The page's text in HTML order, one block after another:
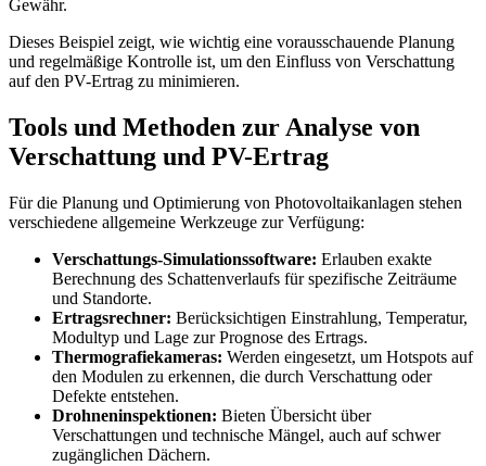
Gewähr.
Dieses Beispiel zeigt, wie wichtig eine vorausschauende Planung
und regelmäßige Kontrolle ist, um den Einfluss von Verschattung
auf den PV-Ertrag zu minimieren.
Tools und Methoden zur Analyse von
Verschattung und PV-Ertrag
Für die Planung und Optimierung von Photovoltaikanlagen stehen
verschiedene allgemeine Werkzeuge zur Verfügung:
Verschattungs-Simulationssoftware: Erlauben exakte
Berechnung des Schattenverlaufs für spezifische Zeiträume
und Standorte.
Ertragsrechner: Berücksichtigen Einstrahlung, Temperatur,
Modultyp und Lage zur Prognose des Ertrags.
Thermografiekameras: Werden eingesetzt, um Hotspots auf
den Modulen zu erkennen, die durch Verschattung oder
Defekte entstehen.
Drohneninspektionen: Bieten Übersicht über
Verschattungen und technische Mängel, auch auf schwer
zugänglichen Dächern.